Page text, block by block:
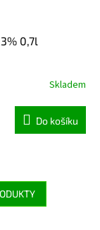
0,7l
Skladem
Do košíku